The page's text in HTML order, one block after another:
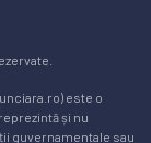
este o
și nu
guvernamentale sau